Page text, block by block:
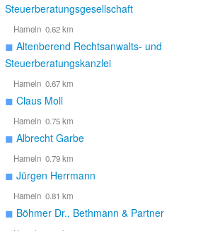
Steuerberatungsgesellschaft
Hameln 0.62 km
◼ Altenberend Rechtsanwalts- und
Steuerberatungskanzlei
Hameln 0.67 km
◼ Claus Moll
Hameln 0.75 km
◼ Albrecht Garbe
Hameln 0.79 km
◼ Jürgen Herrmann
Hameln 0.81 km
◼ Böhmer Dr., Bethmann & Partner